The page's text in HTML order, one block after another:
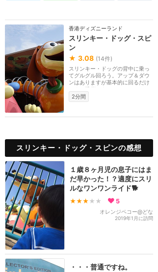
香港ディズニーランド
スリンキー・ドッグ・スピ
ン
★ 3.08 (14件)
スリンキー・ドッグの背中に乗っ
てグルグル回ろう。アップ＆ダウ
ンはありますが基本的に回るだけ
です。操縦もあり...
2分間
スリンキー・ドッグ・スピンの感想
１歳８ヶ月児の息子にはま
だ早かった！？適度にスリ
ルなワンワンライド🐕
★★★ ★★ 5
オレンジペコー@どな
2019年1月に訪問
・・・普通ですね。